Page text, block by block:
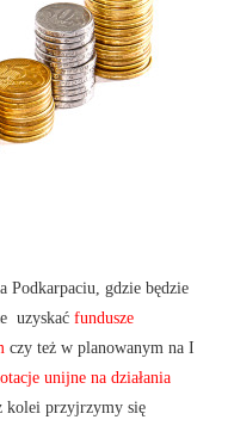
Podkarpaciu, gdzie będzie
uzyskaćfundusze
czy też w planowanym na I
unijne na działania
kolei przyjrzymy się